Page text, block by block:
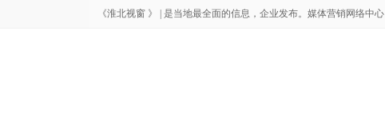
《淮北视窗 》 | 是当地最全面的信息，企业发布。媒体营销网络中心